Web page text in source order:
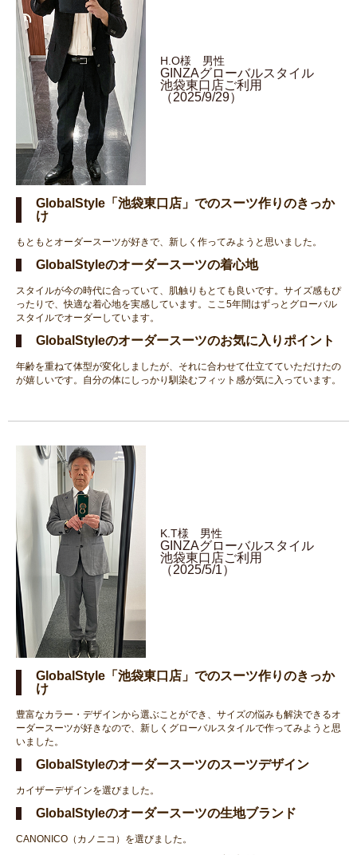
H.O様 男性
GINZAグローバルスタイル
池袋東口店ご利用
（2025/9/29）
GlobalStyle「池袋東口店」でのスーツ作りのきっか
け
もともとオーダースーツが好きで、新しく作ってみようと思いました。
GlobalStyleのオーダースーツの着心地
スタイルが今の時代に合っていて、肌触りもとても良いです。サイズ感もぴ
ったりで、快適な着心地を実感しています。ここ5年間はずっとグローバル
スタイルでオーダーしています。
GlobalStyleのオーダースーツのお気に入りポイント
年齢を重ねて体型が変化しましたが、それに合わせて仕立てていただけたの
が嬉しいです。自分の体にしっかり馴染むフィット感が気に入っています。
K.T様 男性
GINZAグローバルスタイル
池袋東口店ご利用
（2025/5/1）
GlobalStyle「池袋東口店」でのスーツ作りのきっか
け
豊富なカラー・デザインから選ぶことができ、サイズの悩みも解決できるオ
ーダースーツが好きなので、新しくグローバルスタイルで作ってみようと思
いました。
GlobalStyleのオーダースーツのスーツデザイン
カイザーデザインを選びました。
GlobalStyleのオーダースーツの生地ブランド
CANONICO（カノニコ）を選びました。